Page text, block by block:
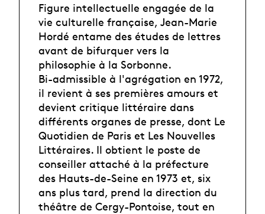
Figure intellectuelle engagée de la
vie culturelle française, Jean-Marie
Hordé entame des études de lettres
avant de bifurquer vers la
philosophie à la Sorbonne.
Bi-admissible à l'agrégation en 1972,
il revient à ses premières amours et
devient critique littéraire dans
différents organes de presse, dont Le
Quotidien de Paris et Les Nouvelles
Littéraires. Il obtient le poste de
conseiller attaché à la préfecture
des Hauts-de-Seine en 1973 et, six
ans plus tard, prend la direction du
théâtre de Cergy-Pontoise, tout en